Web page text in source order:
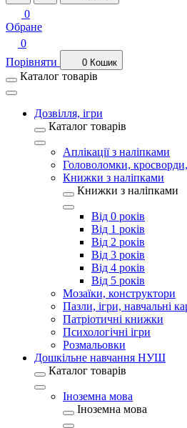
0
Обране
0
Порівняти
0 Кошик
Каталог товарів
Дозвілля, ігри
Каталог товарів
Аплікації з наліпками
Головоломки,
Книжки з наліпками
Книжки з наліпками
Від 0 років
Від 1 років
Від 2 років
Від 3 років
Від 4 років
Від 5 років
Мозаїки, конструктори
Пазли, ігри, навчальні
Патріотичні книжки
Психологічні ігри
Розмальовки
Дошкільне навчання НУШ
Каталог товарів
Іноземна мова
Іноземна мова